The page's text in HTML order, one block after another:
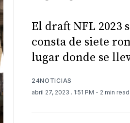
El draft NFL 2023
consta de siete
lugar donde se
24NOTICIAS
abril 27, 2023 . 1:51 PM - 2 min read